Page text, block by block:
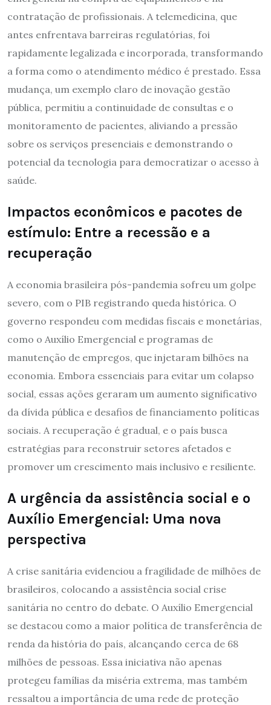
contratação de profissionais. A telemedicina, que
antes enfrentava barreiras regulatórias, foi
rapidamente legalizada e incorporada, transformando
a forma como o atendimento médico é prestado. Essa
mudança, um exemplo claro de inovação gestão
pública, permitiu a continuidade de consultas e o
monitoramento de pacientes, aliviando a pressão
sobre os serviços presenciais e demonstrando o
potencial da tecnologia para democratizar o acesso à
saúde.
Impactos econômicos e pacotes de
estímulo: Entre a recessão e a
recuperação
A economia brasileira pós-pandemia sofreu um golpe
severo, com o PIB registrando queda histórica. O
governo respondeu com medidas fiscais e monetárias,
como o Auxílio Emergencial e programas de
manutenção de empregos, que injetaram bilhões na
economia. Embora essenciais para evitar um colapso
social, essas ações geraram um aumento significativo
da dívida pública e desafios de financiamento políticas
sociais. A recuperação é gradual, e o país busca
estratégias para reconstruir setores afetados e
promover um crescimento mais inclusivo e resiliente.
A urgência da assistência social e o
Auxílio Emergencial: Uma nova
perspectiva
A crise sanitária evidenciou a fragilidade de milhões de
brasileiros, colocando a assistência social crise
sanitária no centro do debate. O Auxílio Emergencial
se destacou como a maior política de transferência de
renda da história do país, alcançando cerca de 68
milhões de pessoas. Essa iniciativa não apenas
protegeu famílias da miséria extrema, mas também
ressaltou a importância de uma rede de proteção